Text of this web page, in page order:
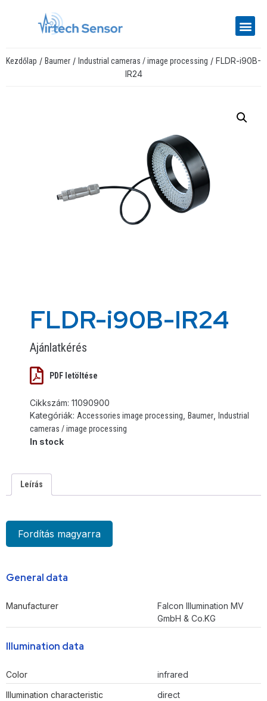
Kezdőlap / Baumer / Industrial cameras / image processing / FLDR-i90B-
IR24
FLDR-i90B-IR24
Ajánlatkérés
PDF letöltése
Cikkszám: 11090900
Kategóriák: Accessories image processing Baumer
Industrial
cameras / image processing
In stock
Leírás
Fordítás magyarra
General data
Manufacturer
Falcon Illumination MV
GmbH & Co.KG
Illumination data
Color
infrared
Illumination characteristic
direct